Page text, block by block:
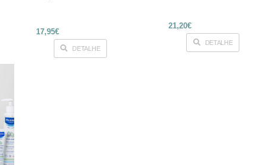
17,95€
DETALHE
21,20€
DETALHE